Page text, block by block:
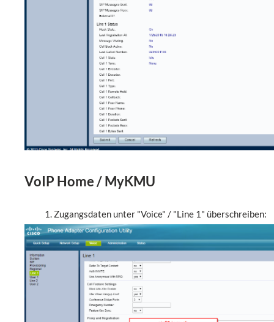
VoIP Home / MyKMU
Zugangsdaten unter "Voice" / "Line 1" überschreiben: